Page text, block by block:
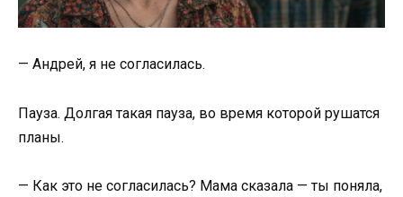
— Андрей, я не согласилась.
Пауза. Долгая такая пауза, во время которой рушатся
планы.
— Как это не согласилась? Мама сказала — ты поняла,